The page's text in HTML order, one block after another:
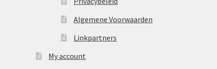
Algemene Voorwaarden
Linkpartners
My account